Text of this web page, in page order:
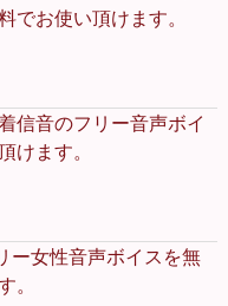
でお使い頂けます。
信音のフリー音声ボイ
けます。
ー女性音声ボイスを無
。